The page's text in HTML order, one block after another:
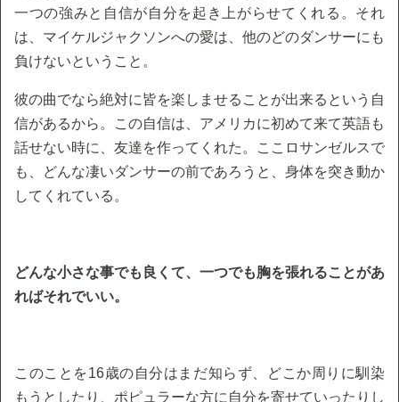
一つの強みと自信が自分を起き上がらせてくれる。それ
は、マイケルジャクソンへの愛は、他のどのダンサーにも
負けないということ。
彼の曲でなら絶対に皆を楽しませることが出来るという自
信があるから。この自信は、アメリカに初めて来て英語も
話せない時に、友達を作ってくれた。ここロサンゼルスで
も、どんな凄いダンサーの前であろうと、身体を突き動か
してくれている。
どんな小さな事でも良くて、一つでも胸を張れることがあ
ればそれでいい。
このことを16歳の自分はまだ知らず、どこか周りに馴染
もうとしたり、ポピュラーな方に自分を寄せていったりし